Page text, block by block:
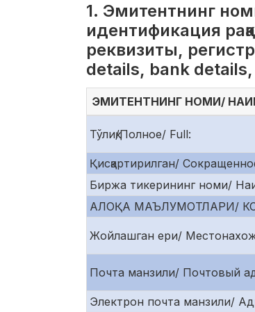
1. Эмитентнинг
идентификация
реквизиты,
details, bank
ЭМИТЕНТНИНГ НОМИ/
Тўлиқ/Полное/ Full:
Қисқартирилган/
Биржа тикерининг номи/
АЛОҚА МАЪЛУМОТЛАРИ/
Жойлашган ери/
Почта манзили/ Почтовый
Электрон почта манзили/